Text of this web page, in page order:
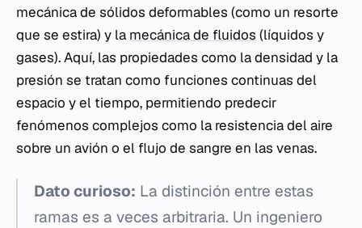
mecánica de sólidos deformables (como un resorte
que se estira) y la mecánica de fluidos (líquidos y
gases). Aquí, las propiedades como la densidad y la
presión se tratan como funciones continuas del
espacio y el tiempo, permitiendo predecir
fenómenos complejos como la resistencia del aire
sobre un avión o el flujo de sangre en las venas.
Dato curioso: La distinción entre estas
ramas es a veces arbitraria. Un ingeniero